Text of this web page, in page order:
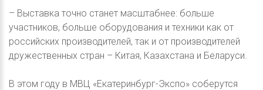
– Выставка точно станет масштабнее: больше
участников, больше оборудования и техники как от
российских производителей, так и от производителей
дружественных стран – Китая, Казахстана и Беларуси.
В этом году в МВЦ «Екатеринбург-Экспо» соберутся